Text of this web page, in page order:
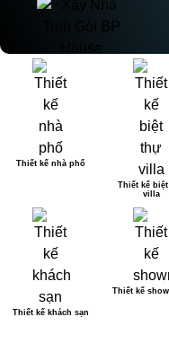
Thiết kế nhà phố
Thiết kế
villa
Thiết kế khách sạn
Thiết kế